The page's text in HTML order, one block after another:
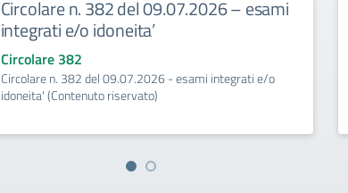
Circolare n. 382 del 09.07.2026 – esami
integrati e/o idoneita’
Circolare 382
Circolare n. 382 del 09.07.2026 - esami integrati e/o
idoneita' (Contenuto riservato)